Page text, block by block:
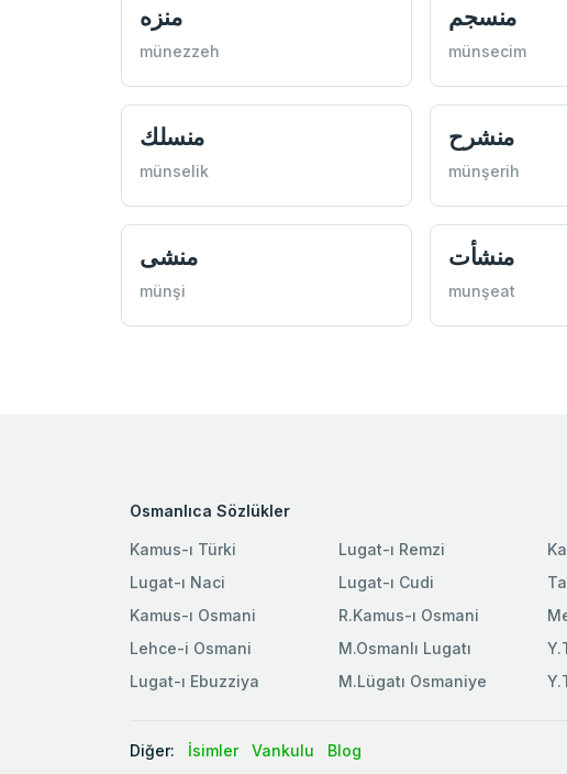
منزه
münezzeh
منسجم
münsecim
منسلك
münselik
منشرح
münşerih
منشی
münşi
منشأت
munşeat
Osmanlıca Sözlükler
Kamus-ı Türki
Lugat-ı Naci
Kamus-ı Osmani
Lehce-i Osmani
Lugat-ı Ebuzziya
Lugat-ı Remzi
Lugat-ı Cudi
R.Kamus-ı Osmani
M.Osmanlı Lugatı
M.Lügatı Osmaniye
Diğer: İsimler Vankulu Blog